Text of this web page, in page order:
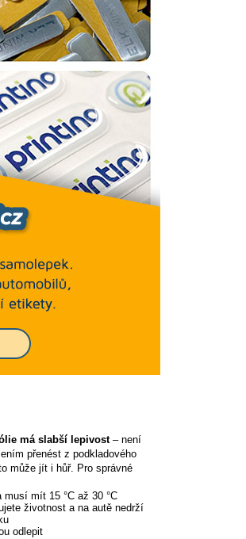
má slabší lepivost– není
přenést z podkladového
může jít i hůř. Pro správné
mít 15 °C až 30 °C
životnost a na autě nedrží
odlepit